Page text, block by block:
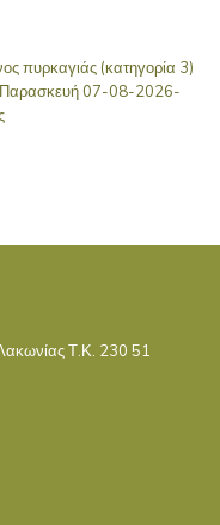
πυρκαγιάς (κατηγορία 3)
Παρασκευή 07-08-2026-
Τ.Κ. 230 51